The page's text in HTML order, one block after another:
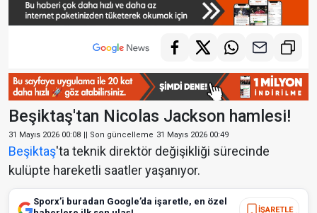
Beşiktaş'tan Nicolas Jackson hamlesi!
31 Mayıs 2026 00:08 || Son güncelleme 31 Mayıs 2026 00:49
Beşiktaş'ta teknik direktör değişikliği sürecinde
kulüpte hareketli saatler yaşanıyor.
Sporx’i buradan Google’da işaretle, en özel
İŞARETLE